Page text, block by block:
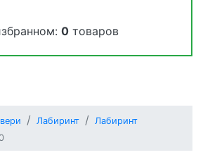
0товаров
Лабиринт
Лабиринт